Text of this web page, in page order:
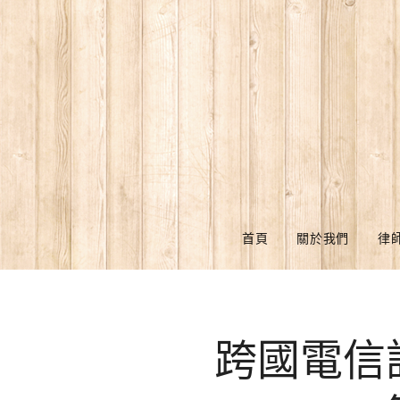
首頁 關於我們 律
跨國電